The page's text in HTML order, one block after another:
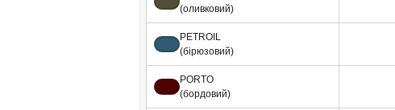
(оливковий)
PETROIL
(бірюзовий)
PORTO
(бордовий)